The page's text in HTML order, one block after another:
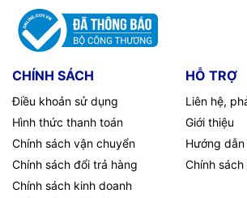
- Internet Control Message
(ICMPv6)
- OSPFv3
- BGP4+
- IPv6 Path Maximum
(PMTU)
Environmental
operating
range
- Nonoperating altitude: 0
4570 m)
- Operating temperature:
- Operating humidity: 5% to
humidity (noncondensing)
- Operating altitude: 0 to
CHÍNH SÁCH
Điều khoản sử dụng
Hình thức thanh toán
Chính sách vận chuyển
Chính sách đổi trả hàng
Chính sách kinh doanh
HỖ TRỢ
Liên hệ,
Giới thiệu
Hướng
Chính